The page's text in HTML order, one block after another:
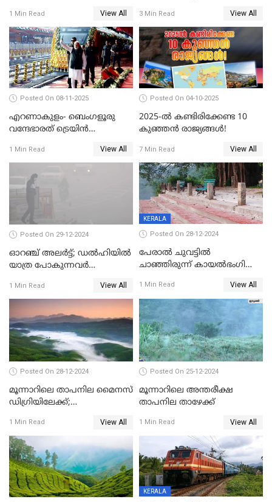
1 Min Read View All 3 Min Read View All
Posted On 08-11-2025
എറണാകുളം- ബെംഗളൂരു
വന്ദേഭാരത് ട്രെയിന്‍
1 Min Read View All
Posted On 04-10-2025
2025-ൽ കണ്ടിരിക്കേണ്ട 10
കുഞ്ഞൻ രാജ്യങ്ങൾ!
7 Min Read View All
Posted On 29-12-2024
ഓറഞ്ച് അലര്‍ട്ട്; ഡല്‍ഹിയില്‍
യാത്ര പോകുന്നവര്‍
1 Min Read View All
KERALA
Posted On 28-12-2024
പേരാൽ ചുവട്ടിൽ
ചാഞ്ഞിരുന്ന് കായൽഭംഗി
കടവ് 31 ന് തുറക്കും
1 Min Read View All
Posted On 28-12-2024
മൂന്നാറിലെ താപനില മൈനസ്
ഡിഗ്രിയിലേക്ക്;
എണ്ണം വര്‍ധിച്ചു
1 Min Read View All
Posted On 25-12-2024
മൂന്നാറിലെ അന്തരീക്ഷ
താപനില താഴേക്ക്
1 Min Read View All
KERALA